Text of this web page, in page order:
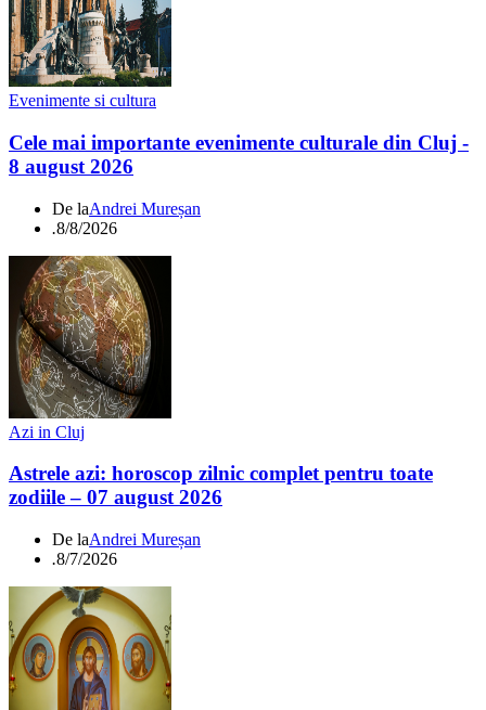
Evenimente si cultura
Cele mai importante evenimente culturale din Cluj -
8 august 2026
De laAndrei Mureșan
.8/8/2026
Azi in Cluj
Astrele azi: horoscop zilnic complet pentru toate
zodiile – 07 august 2026
De laAndrei Mureșan
.8/7/2026